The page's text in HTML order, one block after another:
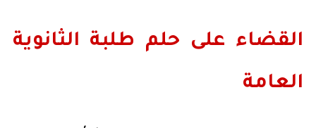
القضاء على حلم طلبة الثانوية
العامة